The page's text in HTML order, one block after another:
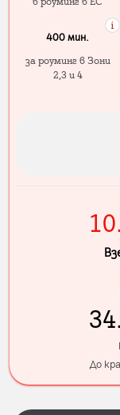
400 мин.
за роуминг в Зони
2,3 и 4
До